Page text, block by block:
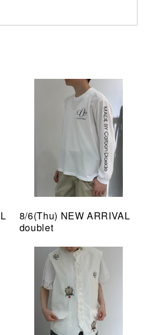
8/6(Thu) NEW ARRIVAL
doublet